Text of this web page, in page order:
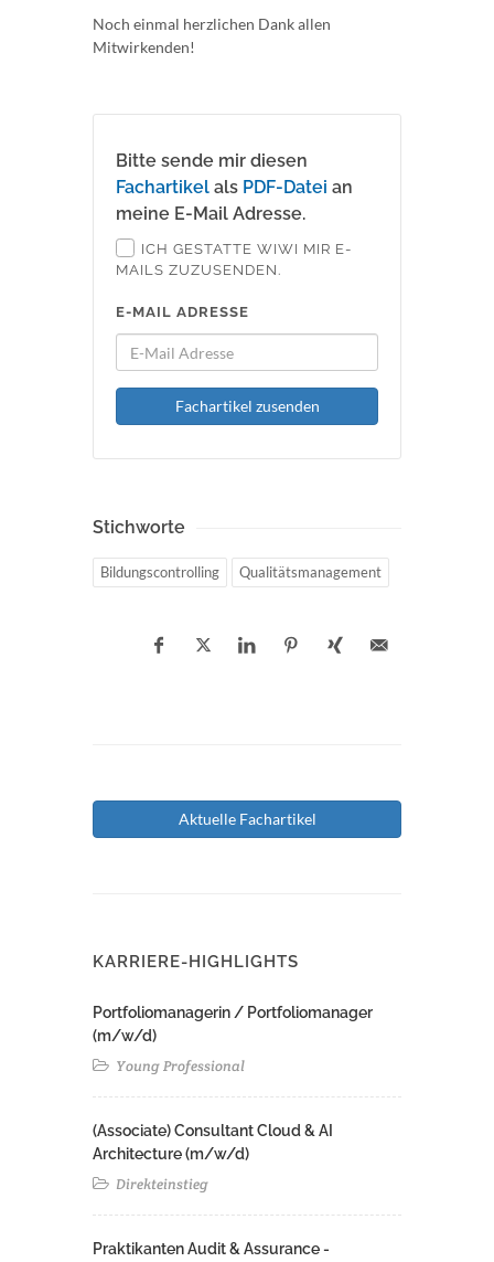
Noch einmal herzlichen Dank allen
Mitwirkenden!
Bitte sende mir diesen
Fachartikel als PDF-Datei an
meine E-Mail Adresse.
ICH GESTATTE WIWI MIR E-
MAILS ZUZUSENDEN.
E-MAIL ADRESSE
Fachartikel zusenden
Stichworte
Bildungscontrolling Qualitätsmanagement
Aktuelle Fachartikel
KARRIERE-HIGHLIGHTS
Portfoliomanagerin / Portfoliomanager
(m/w/d)
Young Professional
(Associate) Consultant Cloud & AI
Architecture (m/w/d)​ ​
Direkteinstieg
Praktikanten Audit & Assurance -